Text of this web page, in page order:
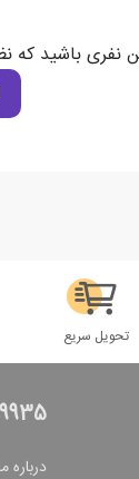
نفری باشید که
تحویل سریع
درباره